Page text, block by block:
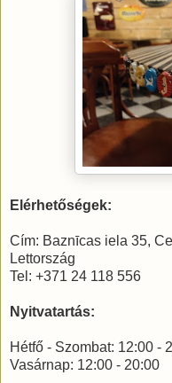
Elérhetőségek:
Cím: Baznīcas iela 35,
Lettország
Tel: +371 24 118 556
Nyitvatartás:
Hétfő - Szombat: 12:00 -
Vasárnap: 12:00 - 20:00